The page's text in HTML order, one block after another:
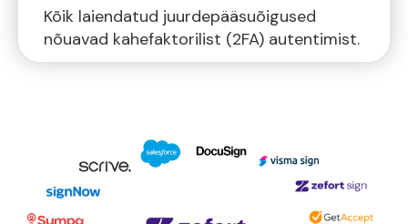
Kõik laiendatud juurdepääsuõigused
nõuavad kahefaktorilist (2FA) autentimist.